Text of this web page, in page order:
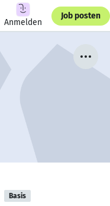
Anmelden
Job posten
Basis